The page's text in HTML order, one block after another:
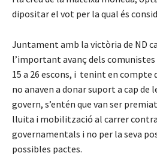
dipositar el vot per la qual és
Juntament amb la victòria de ND
l’important avanç dels comunistes
15 a 26 escons, i tenint en compte
no anaven a donar suport a cap de
govern, s’entén que van ser
lluita i mobilització al carrer
governamentals i no per la seva
possibles pactes.